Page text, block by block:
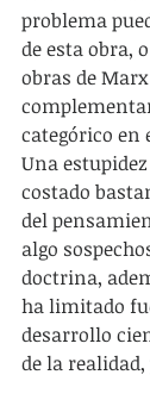
problema
de esta obra,
obras de
categórico en
Una
costado
del
algo
doctrina,
ha limitado
desarrollo
de la